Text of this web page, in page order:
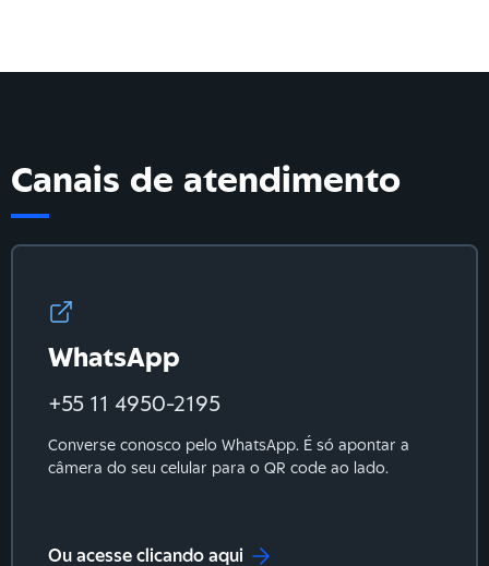
Canais de atendimento
WhatsApp
+55 11 4950-2195
Converse conosco pelo WhatsApp. É só apontar a
câmera do seu celular para o QR code ao lado.
Ou acesse clicando aqui